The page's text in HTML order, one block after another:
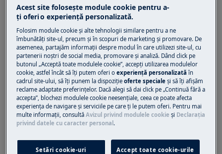
electrocasnicele. Pentru electrocasnicele grele
este cel mai sigur ca două persoane să le mute.
Folosiți întotdeauna mănuși de protecție și
încălțăminte de securitate. Purtati mereu
mănuși de protecție pentru a evita tăieturile de
la marginile ascuțite.
Acest site folosește module cookie pentru a-
ţi oferi o experienţă personalizată.
Folosim module cookie și alte tehnologii similare pentru a ne
îmbunătăţi site-ul, precum și în scopuri de marketing și promovare. De
asemenea, partajăm informaţii despre modul în care utilizezi site-ul, cu
partenerii noștri de social media, promovare și analiză. Dând click pe
butonul „Acceptă toate modulele cookie”, accepţi utilizarea modulelor
cookie, astfel încât să îţi putem oferi oexperienţă personalizată în
cadrul site-ului, să îţi punem la dispoziţieoferte speciale și să îţi afișăm
reclame adaptate preferinţelor. Dacă alegi să dai click pe „Continuă fără a
accepta”, blochezi modulele cookie neesenţiale, ceea ce poate afecta
experienţa de navigare și serviciile pe care ţi le putem oferi. Pentru mai
multe informaţii, consultăAvizul privind modulele cookie și Declaraţia
privind datele cu caracter personal.
Setări cookie-uri Accept toate cookie-urile